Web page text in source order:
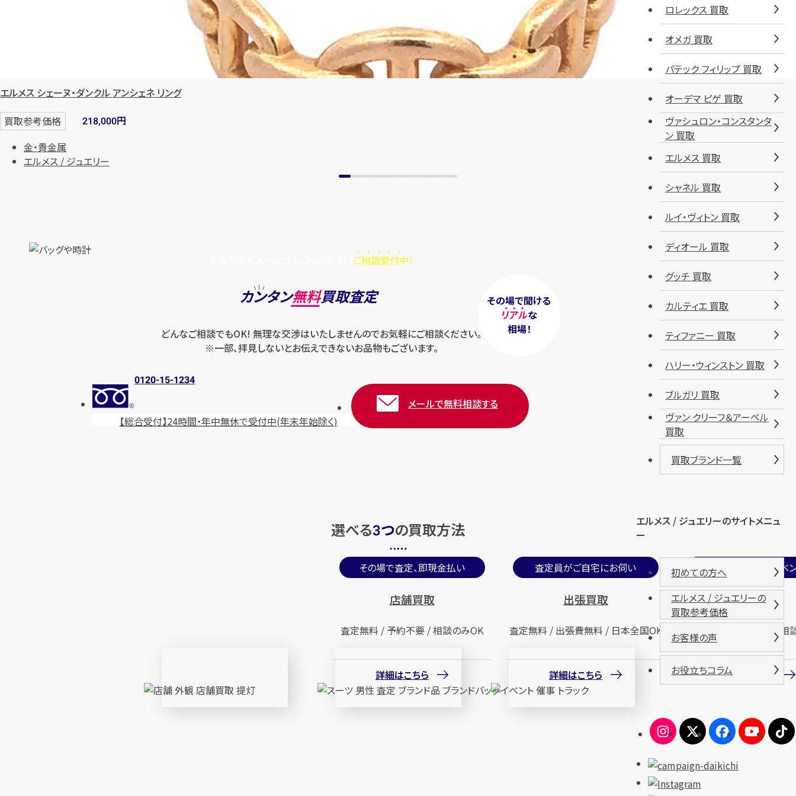
エルメス シェーヌ・ダンクル アンシェネ リング
買取参考価格 218,000円
金・貴金属
エルメス / ジュエリー
ご相談受付中！
その場で聞ける
リアルな
相場！
カンタン無料買取査定
どんなご相談でもOK! 無理な交渉はいたしませんのでお気軽にご相談ください。
※一部、拝見しないとお伝えできないお品物もございます。
0120-15-1234
【総合受付】24時間・年中無休で受付中(年末年始除く)
メールで無料相談する
選べる3つの買取方法
その場で査定、即現金払い
店舗買取
査定無料 / 予約不要 / 相談のみOK
詳細はこちら
査定員がご自宅にお伺い
出張買取
査定無料 / 出張費無料 / 日本全国OK
詳細はこちら
期間限定買取イベ
催事買取
査定無料 / 来場無料 / 相
詳細はこちら
ロレックス 買取
オメガ 買取
パテック フィリップ 買取
オーデマ ピゲ 買取
ヴァシュロン・コンスタンタ
ン 買取
エルメス 買取
シャネル 買取
ルイ・ヴィトン 買取
ディオール 買取
グッチ 買取
カルティエ 買取
ティファニー 買取
ハリー・ウィンストン 買取
ブルガリ 買取
ヴァン クリーフ＆アーペル
買取
買取ブランド一覧
エルメス / ジュエリーのサイトメニュ
ー
初めての方へ
エルメス / ジュエリーの
買取参考価格
お客様の声
お役立ちコラム